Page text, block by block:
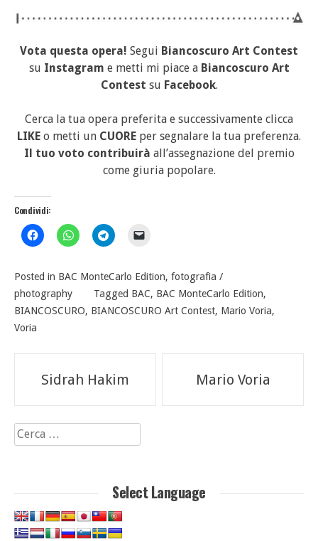
Vota questa opera! Segui Biancoscuro Art Contest
su Instagram e metti mi piace a Biancoscuro Art
Contest su Facebook.
Cerca la tua opera preferita e successivamente clicca
LIKE o metti un CUORE per segnalare la tua preferenza.
Il tuo voto contribuirà all’assegnazione del premio
come giuria popolare.
Condividi:
Posted in BAC MonteCarlo Edition, fotografia /
photography
Tagged BAC, BAC MonteCarlo Edition,
BIANCOSCURO, BIANCOSCURO Art Contest, Mario Voria,
Voria
Navigazione
articoli
Sidrah Hakim Mario Voria
Ricerca
per:
Select Language